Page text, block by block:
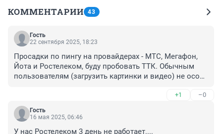
КОММЕНТАРИИ 43
Гость
22 сентября 2025, 18:23
Просадки по пингу на провайдерах - МТС, Мегафон,
Йота и Ростелеком, буду пробовать ТТК. Обычным
пользователям (загрузить картинки и видео) не особо
минуты интернет просаживается скорость падает до
убогих 1 Кбит/сек это не то что мало это не хватит
даже чтобы загрузить картинку (на языке стариков). В
+1 –0
Гость
16 мая 2025, 06:46
У нас Ростелеком 3 день не работает....